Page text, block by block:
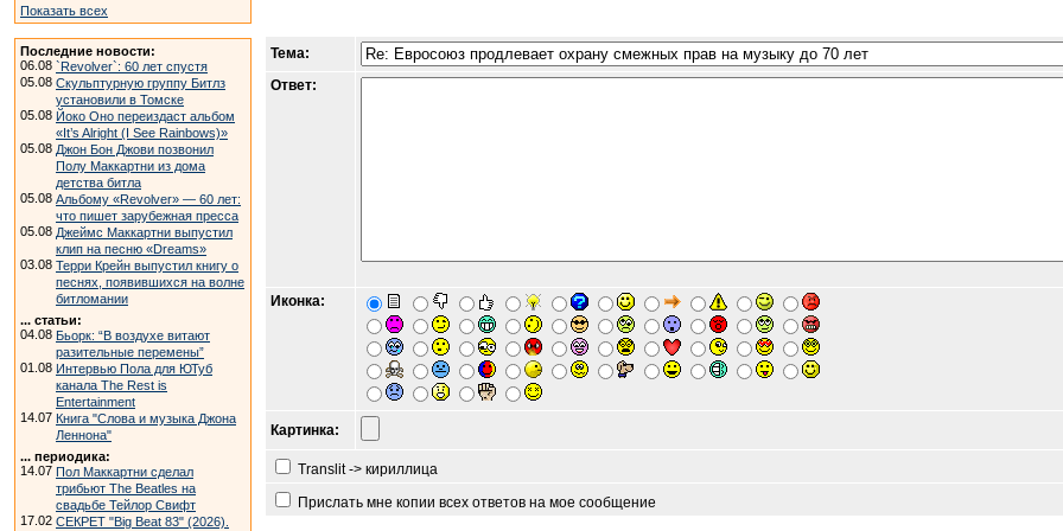
Показать всех
Последние новости:
06.08 `Revolver`: 60 лет спустя
05.08 Скульптурную группу Битлз
установили в Томске
05.08 Йоко Оно переиздаст альбом
«It’s Alright (I See Rainbows)»
05.08 Джон Бон Джови позвонил
Полу Маккартни из дома
детства битла
05.08 Альбому «Revolver» — 60 лет:
что пишет зарубежная пресса
05.08 Джеймс Маккартни выпустил
клип на песню «Dreams»
03.08 Терри Крейн выпустил книгу о
песнях, появившихся на волне
битломании
... статьи:
04.08 Бьорк: “В воздухе витают
разительные перемены”
01.08 Интервью Пола для ЮТуб
канала The Rest is
Entertainment
14.07 Книга "Слова и музыка Джона
Леннона"
... периодика:
14.07 Пол Маккартни сделал
трибьют The Beatles на
свадьбе Тейлор Свифт
17.02 СЕКРЕТ "Big Beat 83" (2026).
Тема:
Ответ:
Иконка:
Картинка:
Translit -> кириллица
Прислать мне копии всех ответов на мое сообщение